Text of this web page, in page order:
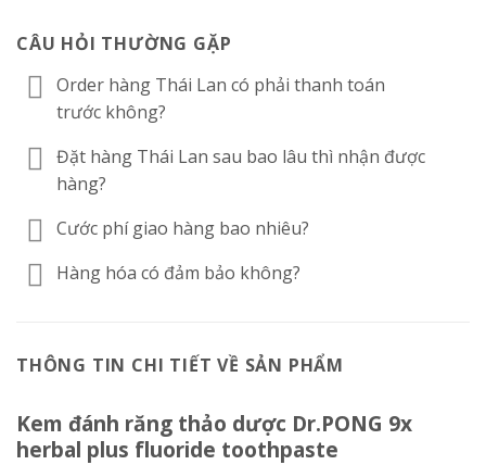
CÂU HỎI THƯỜNG GẶP
Order hàng Thái Lan có phải thanh toán
trước không?
Đặt hàng Thái Lan sau bao lâu thì nhận được
hàng?
Cước phí giao hàng bao nhiêu?
Hàng hóa có đảm bảo không?
THÔNG TIN CHI TIẾT VỀ SẢN PHẨM
Kem đánh răng thảo dược Dr.PONG 9x
herbal plus fluoride toothpaste